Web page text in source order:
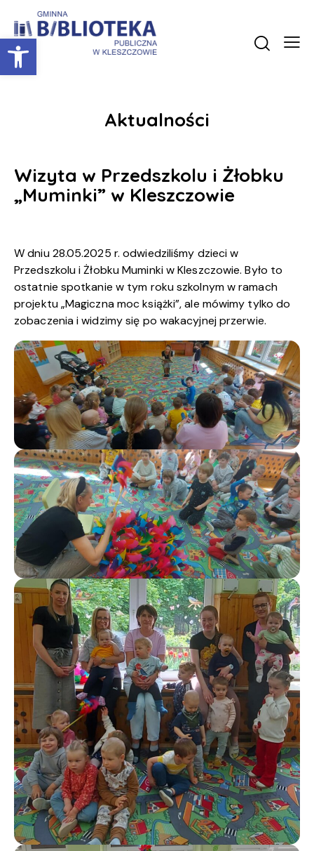
Otwórz pasek narzędzi
Aktualności
Wizyta w Przedszkolu i Żłobku
„Muminki” w Kleszczowie
W dniu 28.05.2025 r. odwiedziliśmy dzieci w
Przedszkolu i Żłobku Muminki w Kleszczowie. Było to
ostatnie spotkanie w tym roku szkolnym w ramach
projektu „Magiczna moc książki”, ale mówimy tylko do
zobaczenia i widzimy się po wakacyjnej przerwie.